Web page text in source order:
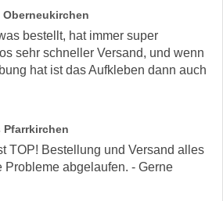
Oberneukirchen
bestellt, hat immer super
sehr schneller Versand, und wenn
hat ist das Aufkleben dann auch
Pfarrkirchen
TOP! Bestellung und Versand alles
Probleme abgelaufen. - Gerne